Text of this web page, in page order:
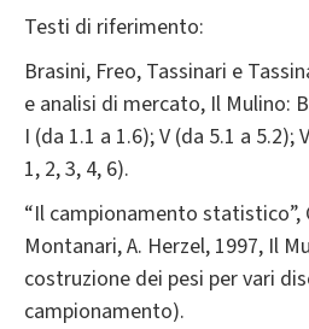
Testi di riferimento:
Brasini, Freo, Tassinari e
e analisi di mercato, Il Mulino:
I (da 1.1 a 1.6); V (da 5.1 a 5.2);
1, 2, 3, 4, 6).
“Il campionamento statistico”,
Montanari, A. Herzel, 1997, Il
costruzione dei pesi per vari
campionamento).